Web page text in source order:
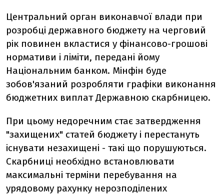
Центральний орган виконавчої влади при
розробці державного бюджету на черговий
рік повинен вкластися у фінансово-грошові
нормативи і ліміти, передані йому
Національним банком. Мінфін буде
зобов'язаний розробляти графіки виконання
бюджетних виплат Державною скарбницею.
При цьому недоречним стає затвердження
"захищених" статей бюджету і перестануть
існувати незахищені - такі що порушуються.
Скарбниці необхідно встановлювати
максимальні терміни перебування на
урядовому рахунку нерозподілених